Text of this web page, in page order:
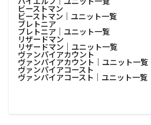
ビーストマン
ビーストマン│ユニット一覧
ブレトニア
ブレトニア│ユニット一覧
リザードマン
リザードマン│ユニット一覧
ヴァンパイアカウント
ヴァンパイアカウント│ユニット一覧
ヴァンパイアコースト
ヴァンパイアコースト│ユニット一覧